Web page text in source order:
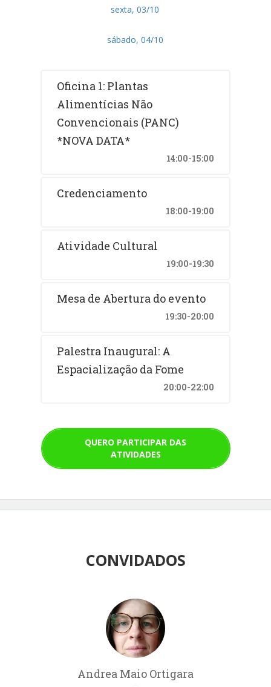
sexta, 03/10
sábado, 04/10
Oficina 1: Plantas
Alimentícias Não
Convencionais (PANC)
*NOVA DATA*
14:00-15:00
Credenciamento
18:00-19:00
Atividade Cultural
19:00-19:30
Mesa de Abertura do evento
19:30-20:00
Palestra Inaugural: A
Espacialização da Fome
20:00-22:00
QUERO PARTICIPAR DAS
ATIVIDADES
CONVIDADOS
Andrea Maio Ortigara